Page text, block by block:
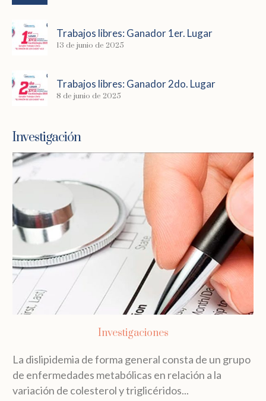
Trabajos libres: Ganador 1er. Lugar
13 de junio de 2025
Trabajos libres: Ganador 2do. Lugar
8 de junio de 2025
Investigación
Investigaciones
La dislipidemia de forma general consta de un grupo
de enfermedades metabólicas en relación a la
variación de colesterol y triglicéridos...